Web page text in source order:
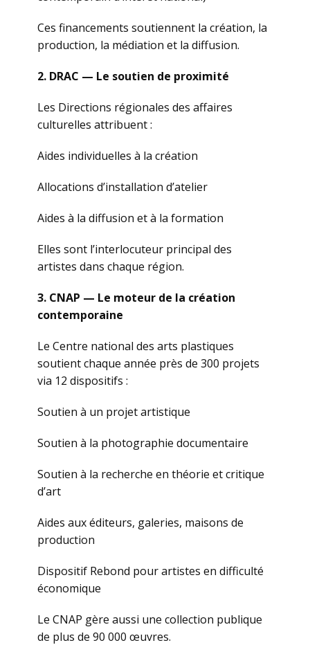
Ces financements soutiennent la création, la
production, la médiation et la diffusion.
2. DRAC — Le soutien de proximité
Les Directions régionales des affaires
culturelles attribuent :
Aides individuelles à la création
Allocations d’installation d’atelier
Aides à la diffusion et à la formation
Elles sont l’interlocuteur principal des
artistes dans chaque région.
3. CNAP — Le moteur de la création
contemporaine
Le Centre national des arts plastiques
soutient chaque année près de 300 projets
via 12 dispositifs :
Soutien à un projet artistique
Soutien à la photographie documentaire
Soutien à la recherche en théorie et critique
d’art
Aides aux éditeurs, galeries, maisons de
production
Dispositif Rebond pour artistes en difficulté
économique
Le CNAP gère aussi une collection publique
de plus de 90 000 œuvres.